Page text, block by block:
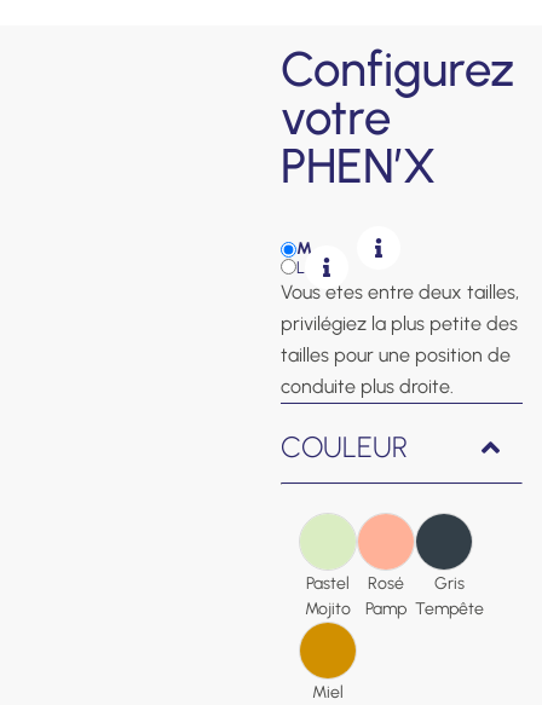
Configurez
votre
PHEN’X
Vous êtes entre deux tailles,
privilégiez la plus petite des
tailles pour une position de
conduite plus droite.
M
L
COULEUR
Pastel
Mojito
Rosé
Pamp
Gris
Tempête
Miel